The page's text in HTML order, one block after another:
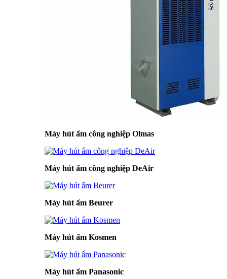
Máy hút ẩm công nghiệp Olmas
Máy hút ẩm công nghiệp DeAir
Máy hút ẩm Beurer
Máy hút ẩm Kosmen
Máy hút ẩm Panasonic